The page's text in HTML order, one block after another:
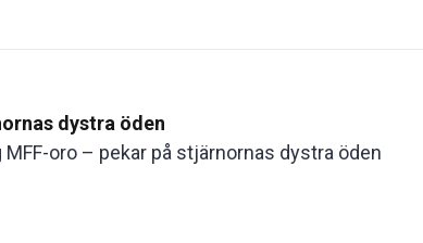
dystra öden
oro – pekar på stjärnornas dystra öden